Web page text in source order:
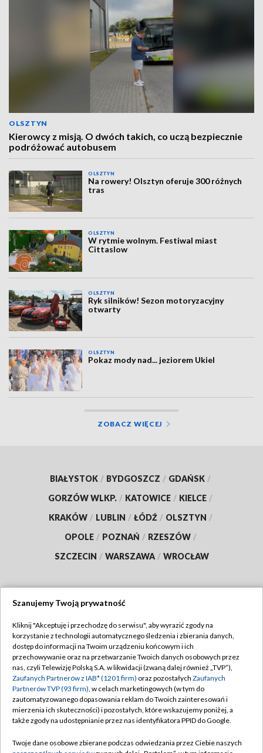
OLSZTYN
Kierowcy z misją. O dwóch takich, co uczą bezpiecznie
podróżować autobusem
OLSZTYN
Na rowery! Olsztyn oferuje 300 różnych
tras
OLSZTYN
W rytmie wolnym. Festiwal miast
Cittaslow
OLSZTYN
Ryk silników! Sezon motoryzacyjny
otwarty
OLSZTYN
Pokaz mody nad... jeziorem Ukiel
ZOBACZ WIĘCEJ
BIAŁYSTOK / BYDGOSZCZ / GDAŃSK /
GORZÓW WLKP. / KATOWICE / KIELCE /
KRAKÓW / LUBLIN / ŁÓDŹ / OLSZTYN /
OPOLE / POZNAŃ / RZESZÓW /
SZCZECIN / WARSZAWA / WROCŁAW
TVP
Abonament TVP
Emisja w TVP
Centrum informacji TVP
Naziemna Telewizja Cyfrowa
Regulamin TVP
Polityka prywatności
Moje zgody
Pomoc
Szanujemy Twoją prywatność
Kliknij "Akceptuję i przechodzę do serwisu", aby wyrazić zgody na
korzystanie z technologii automatycznego śledzenia i zbierania danych,
dostęp do informacji na Twoim urządzeniu końcowym i ich
przechowywanie oraz na przetwarzanie Twoich danych osobowych przez
nas, czyli Telewizję Polską S.A. w likwidacji (zwaną dalej również „TVP”),
Zaufanych Partnerów z IAB* (1201 firm) oraz pozostałych Zaufanych
Partnerów TVP (93 firm), w celach marketingowych (w tym do
zautomatyzowanego dopasowania reklam do Twoich zainteresowań i
mierzenia ich skuteczności) i pozostałych, które wskazujemy poniżej, a
także zgody na udostępnianie przez nas identyfikatora PPID do Google.
Twoje dane osobowe zbierane podczas odwiedzania przez Ciebie naszych